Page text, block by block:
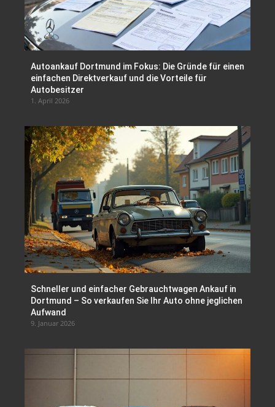
Autoankauf Dortmund im Fokus: Die Gründe für einen
einfachen Direktverkauf und die Vorteile für
Autobesitzer
1. April 2026
Schneller und einfacher Gebrauchtwagen Ankauf in
Dortmund – So verkaufen Sie Ihr Auto ohne jeglichen
Aufwand
9. Januar 2026